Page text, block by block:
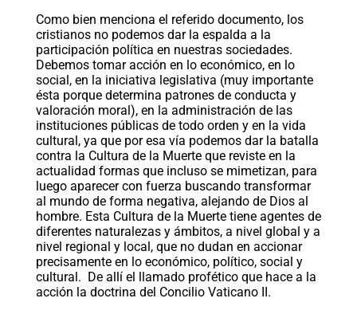
Como bien menciona el referido documento, los
cristianos no podemos dar la espalda a la
participación política en nuestras sociedades.
Debemos tomar acción en lo económico, en lo
social, en la iniciativa legislativa (muy importante
ésta porque determina patrones de conducta y
valoración moral), en la administración de las
instituciones públicas de todo orden y en la vida
cultural, ya que por esa vía podemos dar la batalla
contra la Cultura de la Muerte que reviste en la
actualidad formas que incluso se mimetizan, para
luego aparecer con fuerza buscando transformar
al mundo de forma negativa, alejando de Dios al
hombre. Esta Cultura de la Muerte tiene agentes de
diferentes naturalezas y ámbitos, a nivel global y a
nivel regional y local, que no dudan en accionar
precisamente en lo económico, político, social y
cultural. De allí el llamado profético que hace a la
acción la doctrina del Concilio Vaticano II.